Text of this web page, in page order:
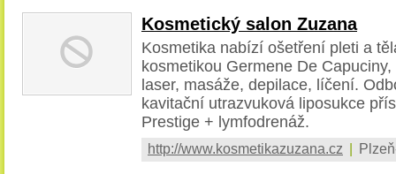
Kosmetický salon Zuzana
Kosmetika nabízí ošetření pleti a
kosmetikou Germene De
laser, masáže, depilace, líčení.
kavitační utrazvuková liposukce
Prestige + lymfodrenáž.
http://www.kosmetikazuzana.cz